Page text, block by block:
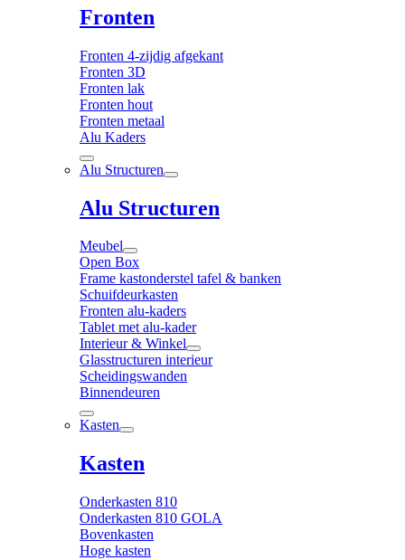
Fronten
Fronten 4-zijdig afgekant
Fronten 3D
Fronten lak
Fronten hout
Fronten metaal
Alu Kaders
Alu Structuren
Alu Structuren
Meubel
Open Box
Frame kastonderstel tafel & banken
Schuifdeurkasten
Fronten alu-kaders
Tablet met alu-kader
Interieur & Winkel
Glasstructuren interieur
Scheidingswanden
Binnendeuren
Kasten
Kasten
Onderkasten 810
Onderkasten 810 GOLA
Bovenkasten
Hoge kasten